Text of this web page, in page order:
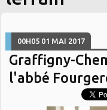
00H05 01 MAI 2017
Graffigny-
l'abbé